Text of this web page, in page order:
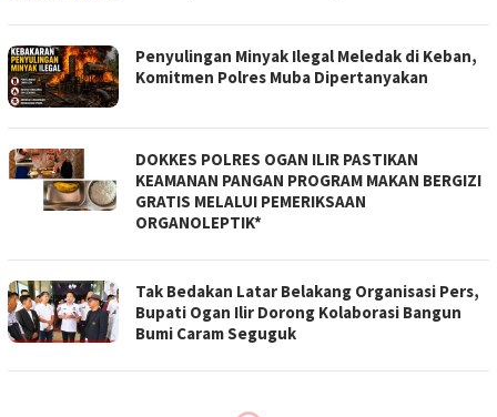
Penyulingan Minyak Ilegal Meledak di Keban,
Komitmen Polres Muba Dipertanyakan
DOKKES POLRES OGAN ILIR PASTIKAN
KEAMANAN PANGAN PROGRAM MAKAN BERGIZI
GRATIS MELALUI PEMERIKSAAN
ORGANOLEPTIK*
Tak Bedakan Latar Belakang Organisasi Pers,
Bupati Ogan Ilir Dorong Kolaborasi Bangun
Bumi Caram Seguguk